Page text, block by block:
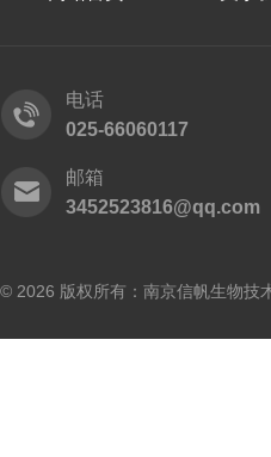
电话
025-66060117
邮箱
3452523816@qq.com
© 2026 版权所有：南京信帆生物技